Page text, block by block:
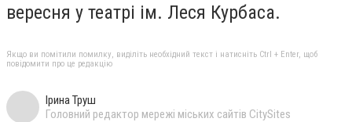
вересня у театрі ім. Леся Курбаса.
Якщо ви помітили помилку, виділіть необхідний текст і натисніть Ctrl + Enter, щоб
повідомити про це редакцію
Ірина Труш
Головний редактор мережі міських сайтів CitySites